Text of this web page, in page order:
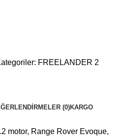
FREELANDER 2
(0)KARGO
motor, Range Rover Evoque,